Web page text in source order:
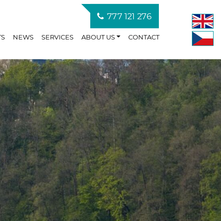
777 121 276
NEWS SERVICES ABOUT US CONTACT